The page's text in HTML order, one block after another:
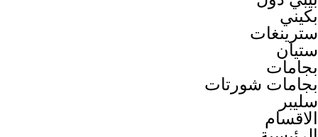
بكيني
سترينغات
ستيان
بجامات
بجامات شورتات
سليبر
الاقسام